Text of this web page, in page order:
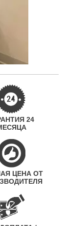
24
ЦЕНА ОТ